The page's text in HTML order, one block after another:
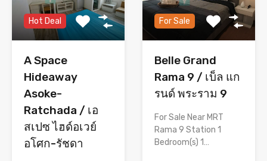
Hot Deal
A Space
Hideaway
Asoke-
Ratchada / เอ
สเปซ ไฮด์อเวย์
อโศก-รัชดา
For Sale
Belle Grand
Rama 9 / เบ็ล แก
รนด์ พระราม 9
For Sale Near MRT
Rama 9 Station 1
Bedroom(s) 1…